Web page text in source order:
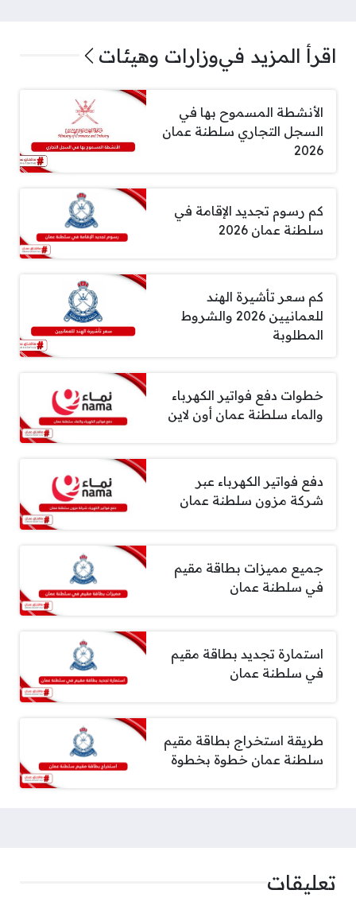
اقرأ المزيد فيوزارات وهيئات
الأنشطة المسموح بها في
السجل التجاري سلطنة عمان
2026
كم رسوم تجديد الإقامة في
سلطنة عمان 2026
كم سعر تأشيرة الهند
للعمانيين 2026 والشروط
المطلوبة
خطوات دفع فواتير الكهرباء
والماء سلطنة عمان أون لاين
دفع فواتير الكهرباء عبر
شركة مزون سلطنة عمان
جميع مميزات بطاقة مقيم
في سلطنة عمان
استمارة تجديد بطاقة مقيم
في سلطنة عمان
طريقة استخراج بطاقة مقيم
سلطنة عمان خطوة بخطوة
تعليقات